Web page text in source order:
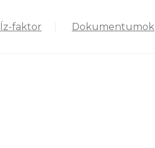
Íz-faktor Dokumentumok